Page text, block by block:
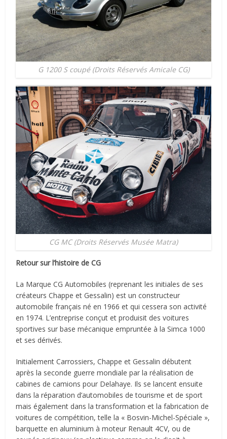
G 1200 S coupé (Droits Réservés Amicale CG)
CG MC (Droits Réservés Musée Matra)
Retour sur l’histoire de CG
La Marque CG Automobiles (reprenant les initiales de ses
créateurs Chappe et Gessalin) est un constructeur
automobile français né en 1966 et qui cessera son activité
en 1974. L’entreprise conçut et produisit des voitures
sportives sur base mécanique empruntée à la Simca 1000
et ses dérivés.
Initialement Carrossiers, Chappe et Gessalin débutent
après la seconde guerre mondiale par la réalisation de
cabines de camions pour Delahaye. Ils se lancent ensuite
dans la réparation d’automobiles de tourisme et de sport
mais également dans la transformation et la fabrication de
voitures de compétition, telle la « Bosvin-Michel-Spéciale »,
barquette en aluminium à moteur Renault 4CV, ou de